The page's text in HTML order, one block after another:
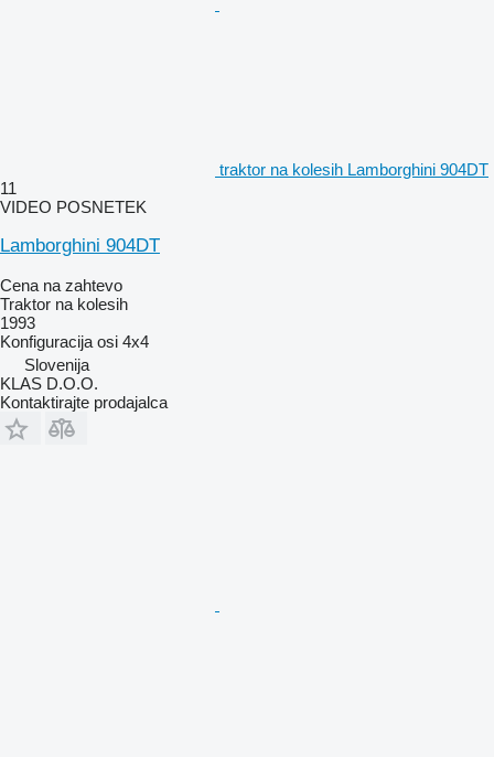
traktor na kolesih Lamborghini 904DT
11
VIDEO POSNETEK
Lamborghini 904DT
Cena na zahtevo
Traktor na kolesih
1993
Konfiguracija osi 4x4
Slovenija
KLAS D.O.O.
Kontaktirajte prodajalca